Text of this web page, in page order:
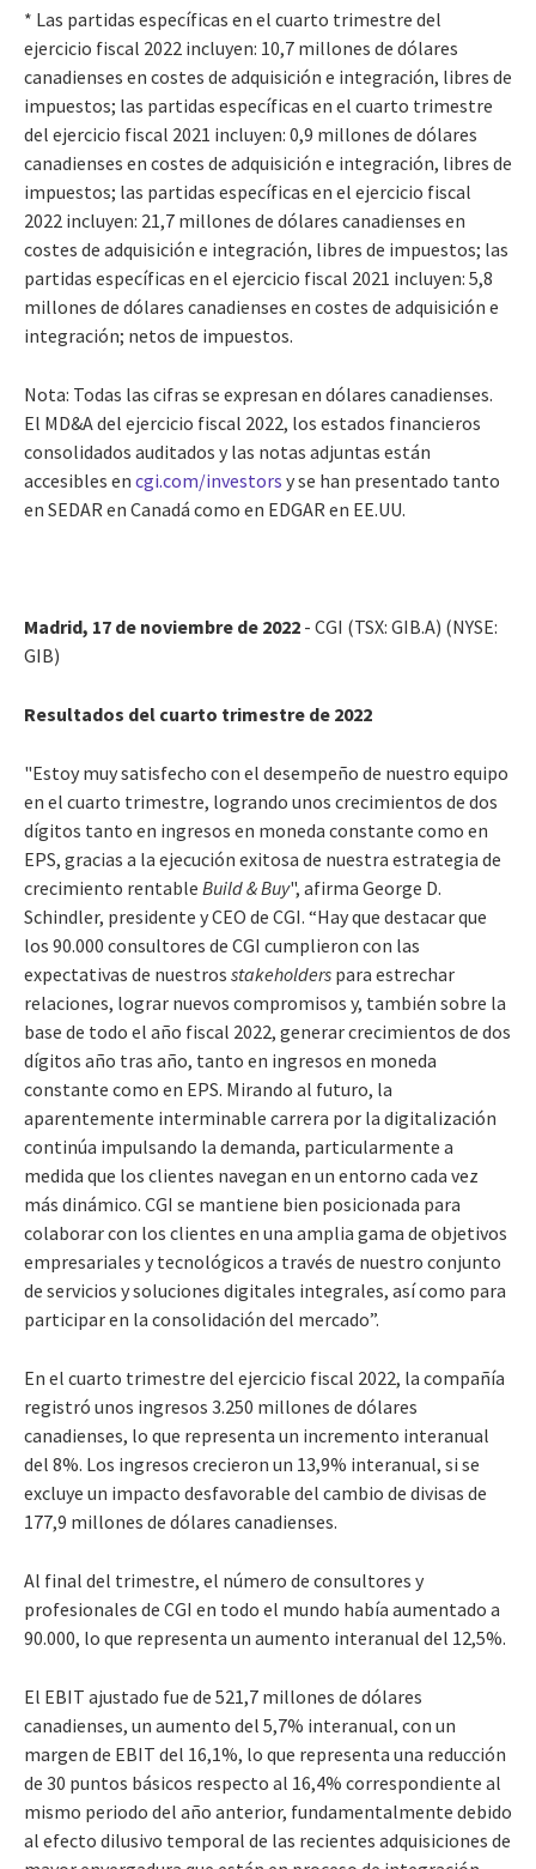
* Las partidas específicas en el cuarto trimestre del
ejercicio fiscal 2022 incluyen: 10,7 millones de dólares
canadienses en costes de adquisición e integración, libres de
impuestos; las partidas específicas en el cuarto trimestre
del ejercicio fiscal 2021 incluyen: 0,9 millones de dólares
canadienses en costes de adquisición e integración, libres de
impuestos; las partidas específicas en el ejercicio fiscal
2022 incluyen: 21,7 millones de dólares canadienses en
costes de adquisición e integración, libres de impuestos; las
partidas específicas en el ejercicio fiscal 2021 incluyen: 5,8
millones de dólares canadienses en costes de adquisición e
integración; netos de impuestos.
Nota: Todas las cifras se expresan en dólares canadienses.
El MD&A del ejercicio fiscal 2022, los estados financieros
consolidados auditados y las notas adjuntas están
accesibles en cgi.com/investors y se han presentado tanto
en SEDAR en Canadá como en EDGAR en EE.UU.
Madrid, 17 de noviembre de 2022 - CGI (TSX: GIB.A) (NYSE:
GIB)
Resultados del cuarto trimestre de 2022
"Estoy muy satisfecho con el desempeño de nuestro equipo
en el cuarto trimestre, logrando unos crecimientos de dos
dígitos tanto en ingresos en moneda constante como en
EPS, gracias a la ejecución exitosa de nuestra estrategia de
crecimiento rentable Build & Buy", afirma George D.
Schindler, presidente y CEO de CGI. “Hay que destacar que
los 90.000 consultores de CGI cumplieron con las
expectativas de nuestros stakeholders para estrechar
relaciones, lograr nuevos compromisos y, también sobre la
base de todo el año fiscal 2022, generar crecimientos de dos
dígitos año tras año, tanto en ingresos en moneda
constante como en EPS. Mirando al futuro, la
aparentemente interminable carrera por la digitalización
continúa impulsando la demanda, particularmente a
medida que los clientes navegan en un entorno cada vez
más dinámico. CGI se mantiene bien posicionada para
colaborar con los clientes en una amplia gama de objetivos
empresariales y tecnológicos a través de nuestro conjunto
de servicios y soluciones digitales integrales, así como para
participar en la consolidación del mercado”.
En el cuarto trimestre del ejercicio fiscal 2022, la compañía
registró unos ingresos 3.250 millones de dólares
canadienses, lo que representa un incremento interanual
del 8%. Los ingresos crecieron un 13,9% interanual, si se
excluye un impacto desfavorable del cambio de divisas de
177,9 millones de dólares canadienses.
Al final del trimestre, el número de consultores y
profesionales de CGI en todo el mundo había aumentado a
90.000, lo que representa un aumento interanual del 12,5%.
El EBIT ajustado fue de 521,7 millones de dólares
canadienses, un aumento del 5,7% interanual, con un
margen de EBIT del 16,1%, lo que representa una reducción
de 30 puntos básicos respecto al 16,4% correspondiente al
mismo periodo del año anterior, fundamentalmente debido
al efecto dilusivo temporal de las recientes adquisiciones de